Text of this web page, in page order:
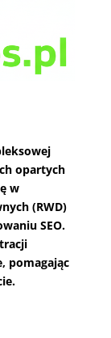
opartych
w
(RWD)
SEO.
pomagając